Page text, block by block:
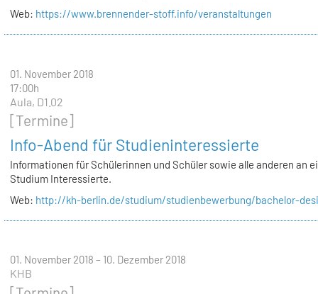
Web: https://www.brennender-stoff.info/veranstaltungen
01. November 2018
17:00h
Aula, D1.02
[Termine]
Info-Abend für Studieninteressierte
Informationen für Schülerinnen und Schüler sowie alle anderen an
Studium Interessierte.
Web: http://kh-berlin.de/studium/studienbewerbung/bachelor-
01. November 2018 – 10. Dezember 2018
KHB